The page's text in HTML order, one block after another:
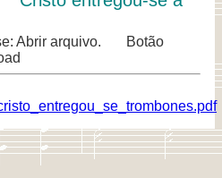
Abrir arquivo. Botão